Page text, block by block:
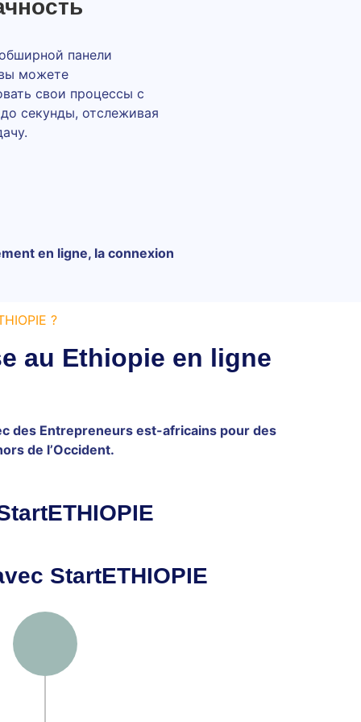
панели
можете
свои процессы с
секунды, отслеживая
en ligne, la connexion
?
au Ethiopie en ligne
des Entrepreneurs est-africains pour des
de l’Occident.
StartETHIOPIE